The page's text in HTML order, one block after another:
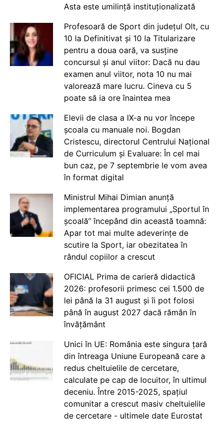
Asta este umilință instituționalizată
Profesoară de Sport din județul Olt, cu
10 la Definitivat și 10 la Titularizare
pentru a doua oară, va susține
concursul și anul viitor: Dacă nu dau
examen anul viitor, nota 10 nu mai
valorează mare lucru. Cineva cu 5
poate să ia ore înaintea mea
Elevii de clasa a IX-a nu vor începe
școala cu manuale noi. Bogdan
Cristescu, directorul Centrului Național
de Curriculum și Evaluare: În cel mai
bun caz, pe 7 septembrie le vom avea
în format digital
Ministrul Mihai Dimian anunță
implementarea programului „Sportul în
școală” începând din această toamnă:
Apar tot mai multe adeverințe de
scutire la Sport, iar obezitatea în
rândul copiilor a crescut
OFICIAL Prima de carieră didactică
2026: profesorii primesc cei 1.500 de
lei până la 31 august și îi pot folosi
până în august 2027 dacă rămân în
învățământ
Unici în UE: România este singura țară
din întreaga Uniune Europeană care a
redus cheltuielile de cercetare,
calculate pe cap de locuitor, în ultimul
deceniu. Între 2015-2025, spațiul
comunitar a crescut masiv cheltuielile
de cercetare - ultimele date Eurostat